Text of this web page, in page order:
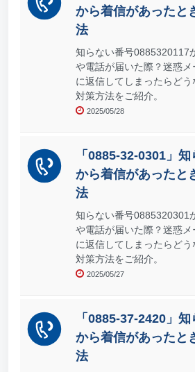
から着信があったと
法
知らない番号0885320117
や電話が届いた際？迷惑
に返信してしまったらど
対策方法をご紹介。
2025/05/28
「0885-32-0301」
から着信があったと
法
知らない番号0885320301
や電話が届いた際？迷惑
に返信してしまったらど
対策方法をご紹介。
2025/05/27
「0885-37-2420」
から着信があったと
法